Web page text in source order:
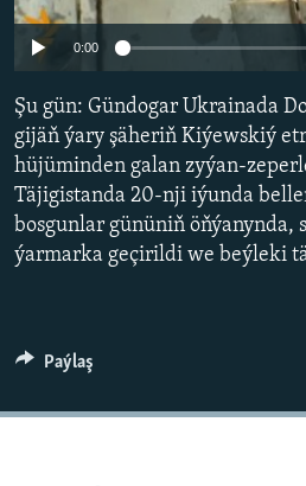
0:00
Şu gün: Gündogar Ukrainada
gijäň ýary şäheriň Kiýewskiý
hüjüminden galan zyýan-
Täjigistanda 20-nji iýunda
bosgunlar gününiň öňýanynda,
ýarmarka geçirildi we beýleki
Paýlaş